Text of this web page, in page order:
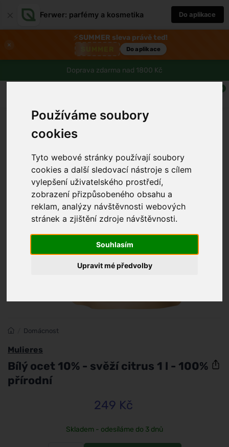
Používáme soubory
cookies
Tyto webové stránky používají soubory
cookies a další sledovací nástroje s cílem
vylepšení uživatelského prostředí,
zobrazení přizpůsobeného obsahu a
reklam, analýzy návštěvnosti webových
stránek a zjištění zdroje návštěvnosti.
Souhlasím
Upravit mé předvolby
Ferwer: parfémy a kosmetika Do aplikace
×
⚡SUMMER sleva právě teď!
Do aplikace
Doprava zdarma nad 1800 Kč
0
Domácnost
Mulieres
Bílý ocet 10% - svěží citrus 1 l - 100%
přírodní
249 Kč
Skladem - odesíláme do 3 dnů